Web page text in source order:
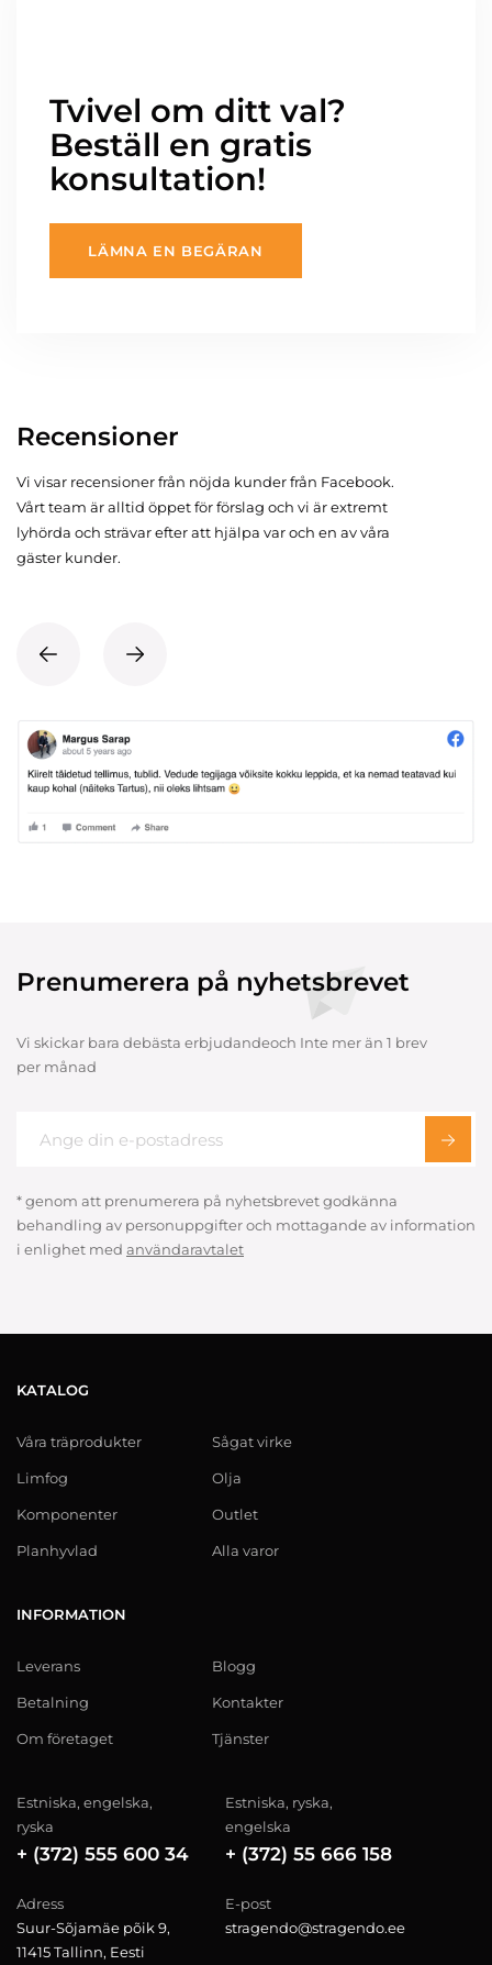
Tvivel om ditt val?
Beställ en gratis
konsultation!
LÄMNA EN BEGÄRAN
Recensioner
Vi visar recensioner från nöjda kunder från Facebook.
Vårt team är alltid öppet för förslag och vi är extremt
lyhörda och strävar efter att hjälpa var och en av våra
gäster kunder.
Prenumerera på nyhetsbrevet
Vi skickar bara debästa erbjudandeoch Inte mer än 1 brev
per månad
* genom att prenumerera på nyhetsbrevet godkänna
behandling av personuppgifter och mottagande av information
i enlighet med användaravtalet
KATALOG
Våra träprodukter
Limfog
Komponenter
Planhyvlad
Sågat virke
Olja
Outlet
Alla varor
INFORMATION
Leverans
Betalning
Om företaget
Blogg
Kontakter
Tjänster
Estniska, engelska,
ryska
+ (372) 555 600 34
Estniska, ryska,
engelska
+ (372) 55 666 158
Adress
Suur-Sõjamäe põik 9,
11415 Tallinn, Eesti
E-post
stragendo@stragendo.ee